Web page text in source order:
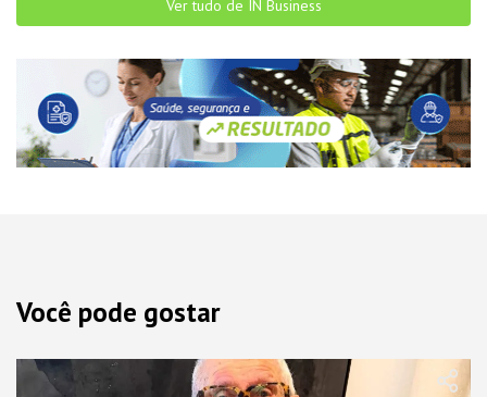
Ver tudo de IN Business
Você pode gostar